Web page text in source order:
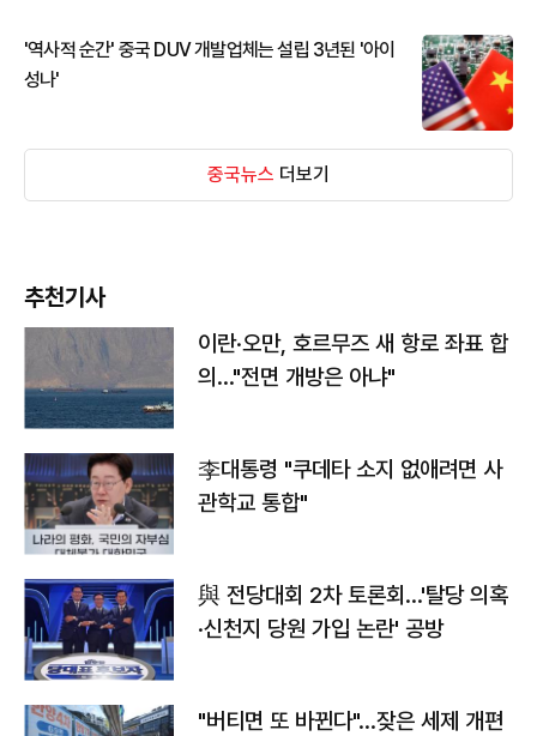
'역사적 순간' 중국 DUV 개발업체는 설립 3년된 '아이
성나'
중국뉴스 더보기
추천기사
이란·오만, 호르무즈 새 항로 좌표 합
의…"전면 개방은 아냐"
李대통령 "쿠데타 소지 없애려면 사
관학교 통합"
與 전당대회 2차 토론회…'탈당 의혹
·신천지 당원 가입 논란' 공방
"버티면 또 바뀐다"…잦은 세제 개편